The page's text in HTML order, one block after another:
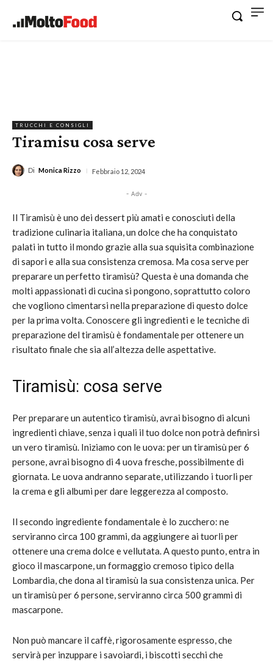
TRUCCHI E CONSIGLI
Tiramisu cosa serve
Di Monica Rizzo Febbraio 12, 2024
- Adv -
Il Tiramisù è uno dei dessert più amati e conosciuti della
tradizione culinaria italiana, un dolce che ha conquistato
palati in tutto il mondo grazie alla sua squisita combinazione
di sapori e alla sua consistenza cremosa. Ma cosa serve per
preparare un perfetto tiramisù? Questa è una domanda che
molti appassionati di cucina si pongono, soprattutto coloro
che vogliono cimentarsi nella preparazione di questo dolce
per la prima volta. Conoscere gli ingredienti e le tecniche di
preparazione del tiramisù è fondamentale per ottenere un
risultato finale che sia all’altezza delle aspettative.
Tiramisù: cosa serve
Per preparare un autentico tiramisù, avrai bisogno di alcuni
ingredienti chiave, senza i quali il tuo dolce non potrà definirsi
un vero tiramisù. Iniziamo con le uova: per un tiramisù per 6
persone, avrai bisogno di 4 uova fresche, possibilmente di
giornata. Le uova andranno separate, utilizzando i tuorli per
la crema e gli albumi per dare leggerezza al composto.
Il secondo ingrediente fondamentale è lo zucchero: ne
serviranno circa 100 grammi, da aggiungere ai tuorli per
ottenere una crema dolce e vellutata. A questo punto, entra in
gioco il mascarpone, un formaggio cremoso tipico della
Lombardia, che dona al tiramisù la sua consistenza unica. Per
un tiramisù per 6 persone, serviranno circa 500 grammi di
mascarpone.
Non può mancare il caffè, rigorosamente espresso, che
servirà per inzuppare i savoiardi, i biscotti secchi che